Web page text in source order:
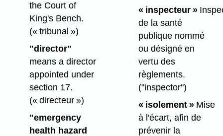
the Court of
King's Bench.
(« tribunal »)
"director"
means a director
appointed under
section 17.
(« directeur »)
"emergency
health hazard
« inspecteur »
de la santé
publique nommé
ou désigné en
vertu des
règlements.
("inspector")
« isolement »Mise
à l'écart, afin de
prévenir la